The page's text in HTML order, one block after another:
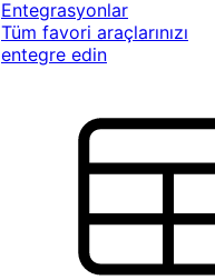
Entegrasyonlar
Tüm favori araçlarınızı
entegre edin